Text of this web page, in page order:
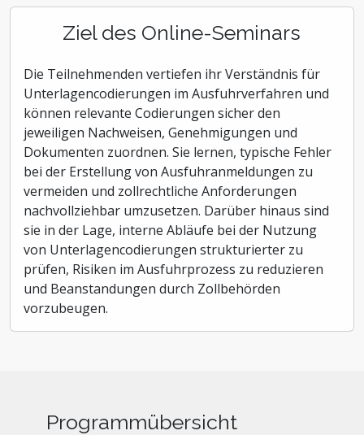
Ziel des Online-Seminars
Die Teilnehmenden vertiefen ihr Verständnis für
Unterlagencodierungen im Ausfuhrverfahren und
können relevante Codierungen sicher den
jeweiligen Nachweisen, Genehmigungen und
Dokumenten zuordnen. Sie lernen, typische Fehler
bei der Erstellung von Ausfuhranmeldungen zu
vermeiden und zollrechtliche Anforderungen
nachvollziehbar umzusetzen. Darüber hinaus sind
sie in der Lage, interne Abläufe bei der Nutzung
von Unterlagencodierungen strukturierter zu
prüfen, Risiken im Ausfuhrprozess zu reduzieren
und Beanstandungen durch Zollbehörden
vorzubeugen.
Programmübersicht